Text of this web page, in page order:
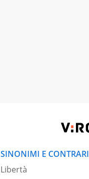
SINONIMI E CONTRARI
Libertà